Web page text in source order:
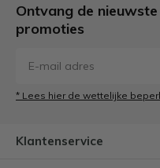
Ontvang de
promoties
* Lees hier de wettelijke
Klantenservice